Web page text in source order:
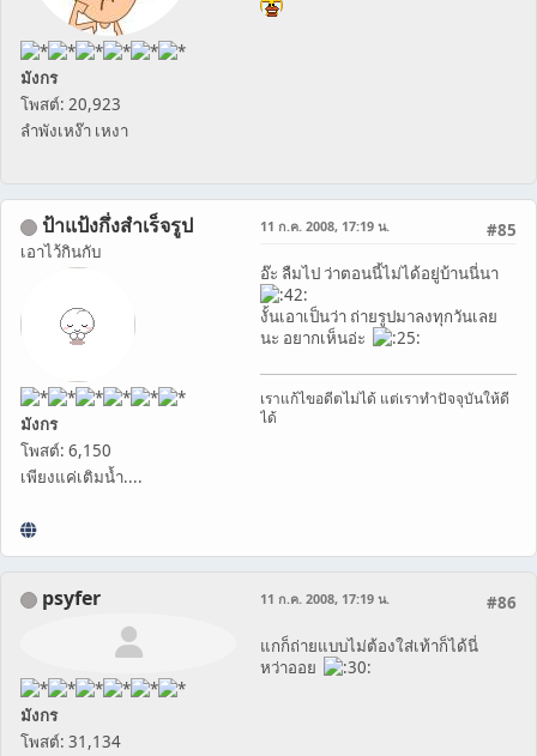
มังกร
โพสต์: 20,923
ลำพังเหง๊า เหงา
ป้าแป้งกึ่งสำเร็จรูป
เอาไว้กินกับ
มังกร
โพสต์: 6,150
เพียงแค่เติมน้ำ....
#85
11 ก.ค. 2008, 17:19 น.
อ๊ะ ลืมไป ว่าตอนนี้ไม่ได้อยู่บ้านนี่นา
งั้นเอาเป็นว่า ถ่ายรูปมาลงทุกวันเลย
นะ อยากเห็นอ่ะ
เราแก้ไขอดีตไม่ได้ แต่เราทำปัจจุบันให้ดี
ได้
psyfer
มังกร
โพสต์: 31,134
#86
11 ก.ค. 2008, 17:19 น.
แกก็ถ่ายแบบไม่ต้องใส่เท้าก็ได้นี่
หว่าออย